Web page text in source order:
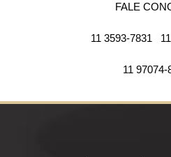
FALE
11 3593-7831
11 97074-